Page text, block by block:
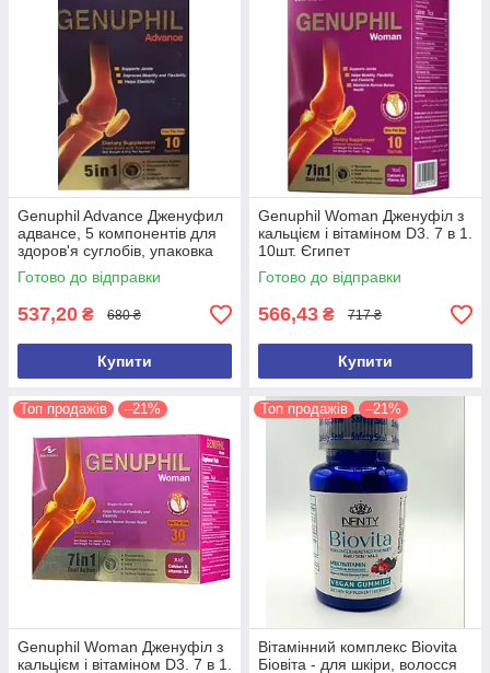
Genuphil Advance Дженуфил
адвансе, 5 компонентів для
здоров'я суглобів, упаковка
10саше Єгипет
Готово до відправки
537,20 ₴ 680 ₴
Купити
Genuphil Woman Дженуфіл з
кальцієм і вітаміном D3. 7 в 1.
10шт. Єгипет
Готово до відправки
566,43 ₴ 717 ₴
Купити
Топ продажів –21%
Genuphil Woman Дженуфіл з
кальцієм і вітаміном D3. 7 в 1.
Топ продажів –21%
Вітамінний комплекс Biovita
Біовіта - для шкіри, волосся